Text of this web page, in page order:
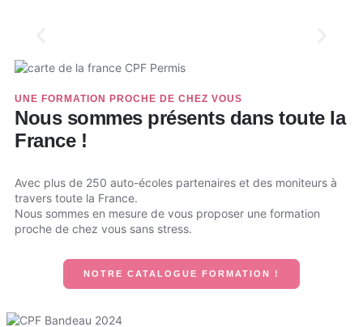
UNE FORMATION PROCHE DE CHEZ VOUS
Nous sommes présents dans toute la
France !
Avec plus de 250 auto-écoles partenaires et des moniteurs à
travers toute la France.
Nous sommes en mesure de vous proposer une formation
proche de chez vous sans stress.
NOTRE CATALOGUE FORMATION !